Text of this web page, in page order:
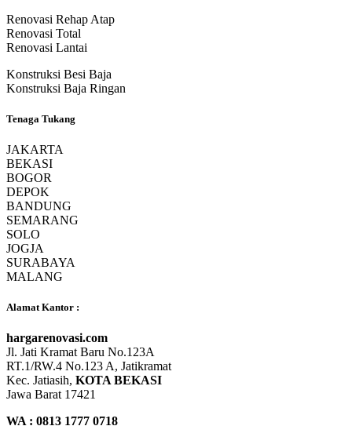
Renovasi Rehap Atap
Renovasi Total
Renovasi Lantai
Konstruksi Besi Baja
Konstruksi Baja Ringan
Tenaga Tukang
JAKARTA
BEKASI
BOGOR
DEPOK
BANDUNG
SEMARANG
SOLO
JOGJA
SURABAYA
MALANG
Alamat Kantor :
hargarenovasi.com
Jl. Jati Kramat Baru No.123A
RT.1/RW.4 No.123 A, Jatikramat
Kec. Jatiasih, KOTA BEKASI
Jawa Barat 17421
WA : 0813 1777 0718